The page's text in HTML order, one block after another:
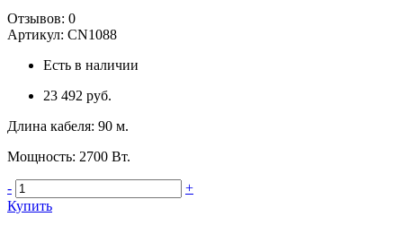
Отзывов: 0
Артикул: CN1088
Есть в наличии
23 492 руб.
Длина кабеля: 90 м.
Мощность: 2700 Вт.
-
+
Купить